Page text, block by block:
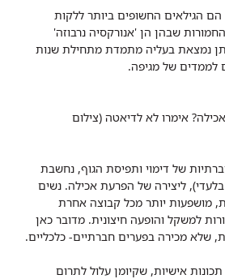
ההתבגרות 18-13, הם הגילאים החשופים ביותר ללקות
שבהן הן 'אנורקסיה נרבוזה'
נמצאת בעליה מתמדת מתחילת שנות
לממדים של מגיפה.
אימרו לא לדיאטה (צילום
של דימוי ותפיסת הגוף, נחשבת
ליצירה של הפרעת אכילה. נשים
מושפעות יותר מכל קבוצה אחרת
למשקל והופעה חיצונית. מדובר כאן
שלא מכירה בפערים חברתיים- כלכליים.
אישיות, שקיומן עלול לתרום